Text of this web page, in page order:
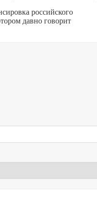
российского
давно говорит